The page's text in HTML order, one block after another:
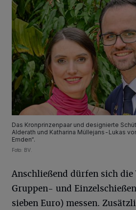
Das Kronprinzenpaar und designierte
Alderath und Katharina Müllejans-Lukas
Emden“.
Foto: BV.
Anschließend dürfen sich die
Gruppen- und
sieben Euro) messen.